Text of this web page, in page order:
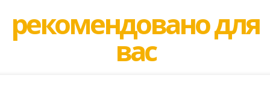
рекомендовано для
вас